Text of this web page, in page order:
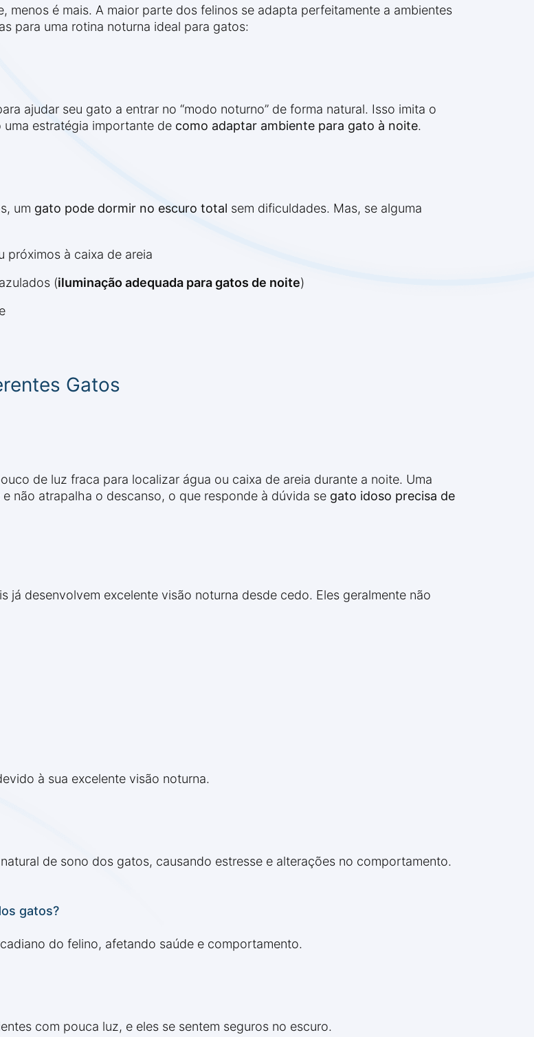
menos é mais. A maior parte dos felinos se adapta perfeitamente a ambientes
para uma rotina noturna ideal para gatos:
ajudar seu gato a entrar no “modo noturno” de forma natural. Isso imita o
estratégia importante de como adaptar ambiente para gato à noite.
um gato pode dormir no escuro total sem dificuldades. Mas, se alguma
próximos à caixa de areia
(iluminação adequada para gatos de noite)
Gatos
de luz fraca para localizar água ou caixa de areia durante a noite. Uma
não atrapalha o descanso, o que responde à dúvida se gato idoso precisa de
já desenvolvem excelente visão noturna desde cedo. Eles geralmente não
à sua excelente visão noturna.
de sono dos gatos, causando estresse e alterações no comportamento.
gatos?
do felino, afetando saúde e comportamento.
com pouca luz, e eles se sentem seguros no escuro.